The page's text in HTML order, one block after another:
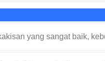
yang sangat baik,